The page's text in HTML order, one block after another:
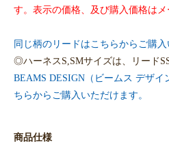
す。表示の価格、及び購入価格はメ
同じ柄のリードはこちらからご購入
◎ハーネスS,SMサイズは、リード
BEAMS DESIGN（ビームス デザイ
ちらからご購入いただけます。
商品仕様